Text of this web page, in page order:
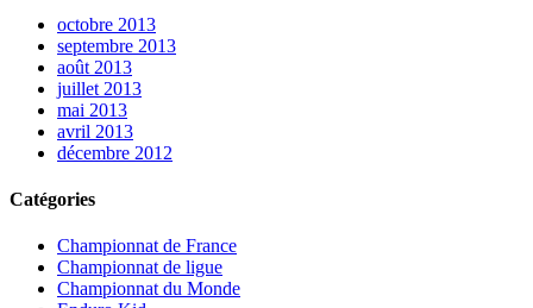
octobre 2013
septembre 2013
août 2013
juillet 2013
mai 2013
avril 2013
décembre 2012
Catégories
Championnat de France
Championnat de ligue
Championnat du Monde